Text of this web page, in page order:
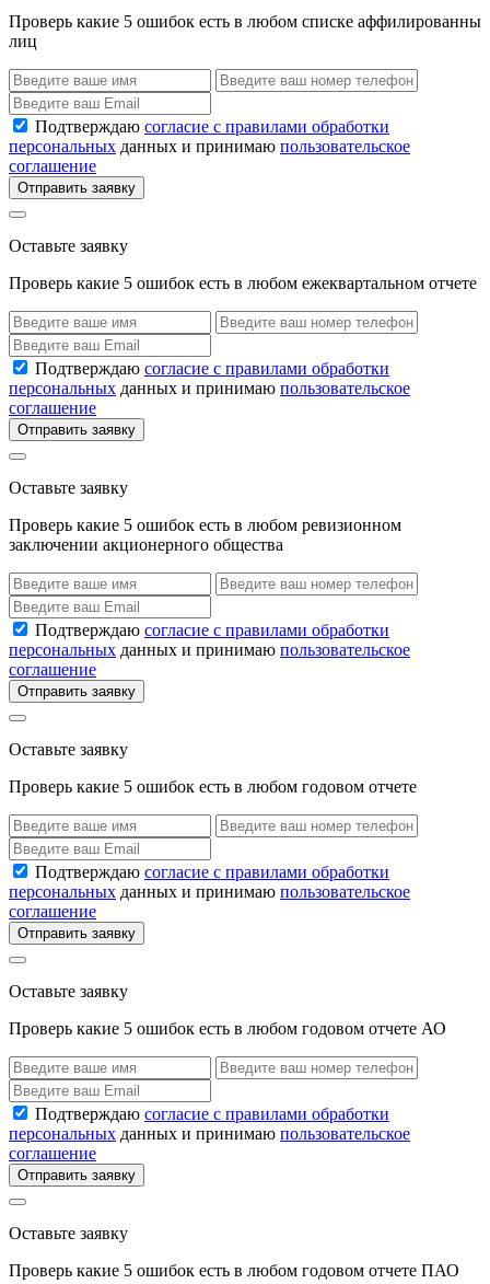
Проверь какие 5 ошибок есть в любом списке аффилированны
лиц
Подтверждаю согласие с правилами обработки
персональных данных и принимаю пользовательское
соглашение
Отправить заявку
Оставьте заявку
Проверь какие 5 ошибок есть в любом ежеквартальном отчете
Подтверждаю согласие с правилами обработки
персональных данных и принимаю пользовательское
соглашение
Отправить заявку
Оставьте заявку
Проверь какие 5 ошибок есть в любом ревизионном
заключении акционерного общества
Подтверждаю согласие с правилами обработки
персональных данных и принимаю пользовательское
соглашение
Отправить заявку
Оставьте заявку
Проверь какие 5 ошибок есть в любом годовом отчете
Подтверждаю согласие с правилами обработки
персональных данных и принимаю пользовательское
соглашение
Отправить заявку
Оставьте заявку
Проверь какие 5 ошибок есть в любом годовом отчете АО
Подтверждаю согласие с правилами обработки
персональных данных и принимаю пользовательское
соглашение
Отправить заявку
Оставьте заявку
Проверь какие 5 ошибок есть в любом годовом отчете ПАО